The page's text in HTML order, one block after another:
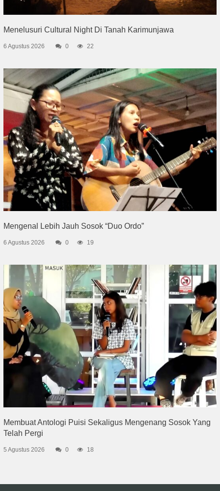
Menelusuri Cultural Night Di Tanah Karimunjawa
6 Agustus 2026 0 22
Mengenal Lebih Jauh Sosok “Duo Ordo”
6 Agustus 2026 0 19
Membuat Antologi Puisi Sekaligus Mengenang Sosok Yang
Telah Pergi
5 Agustus 2026 0 18